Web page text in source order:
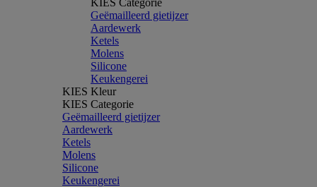
KIES Categorie
Geëmailleerd gietijzer
Aardewerk
Ketels
Molens
Silicone
Keukengerei
KIES Kleur
KIES Categorie
Geëmailleerd gietijzer
Aardewerk
Ketels
Molens
Silicone
Keukengerei